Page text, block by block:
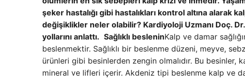
şeker hastalığı gibi hastalıkları kontrol altına alarak
değişiklikler neler olabilir? Kardiyoloji Uzmanı Doç.
yollarını anlattı. Sağlıklı besleninKalp ve damar
beslenmektir. Sağlıklı bir beslenme düzeni, meyve,
ürünleri gibi besinlerden zengin olmalıdır. Bu besinler,
mineral ve lifleri içerir. Akdeniz tipi beslenme kalp ve